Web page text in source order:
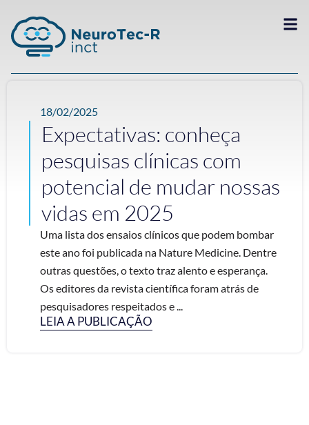
18/02/2025
Expectativas: conheça
pesquisas clínicas com
potencial de mudar nossas
vidas em 2025
Uma lista dos ensaios clínicos que podem bombar
este ano foi publicada na Nature Medicine. Dentre
outras questões, o texto traz alento e esperança.
Os editores da revista científica foram atrás de
pesquisadores respeitados e ...
LEIA A PUBLICAÇÃO